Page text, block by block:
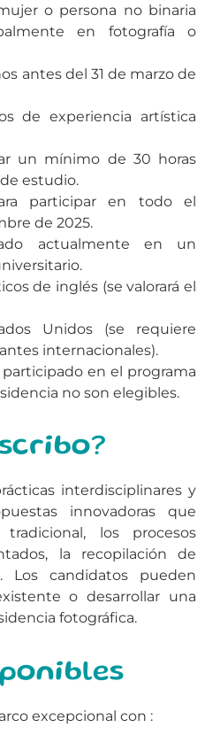
o persona no binaria
en fotografía o
antes del 31 de marzo de
de experiencia artística
un mínimo de 30 horas
estudio.
participar en todo el
de 2025.
actualmente en un
de inglés (se valorará el
Unidos (se requiere
internacionales).
en el programa
no son elegibles.
interdisciplinares y
innovadoras que
los procesos
la recopilación de
Los candidatos pueden
o desarrollar una
fotográfica.
excepcional con :